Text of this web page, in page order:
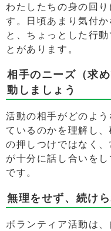
わたしたちの身の回
す。日頃あまり気付
と、ちょっとした行
とがあります。
相手のニーズ（求
動しましょう
活動の相手がどのよ
ているのかを理解し
の押しつけではなく
が十分に話し合いを
です。
無理をせず、続け
ボランティア活動は